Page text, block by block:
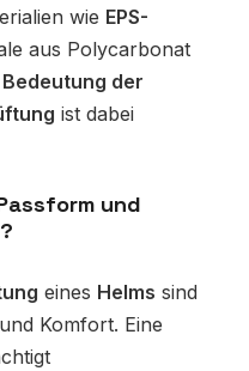
wie EPS-
aus Polycarbonat
Bedeutung der
ist dabei
und
eines Helms sind
und Komfort. Eine